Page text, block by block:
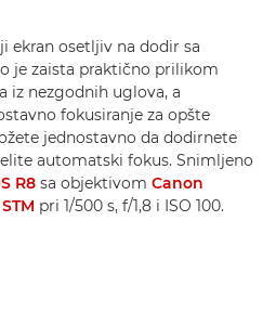
ekran osetljiv na dodir sa
je zaista praktično prilikom
iz nezgodnih uglova, a
fokusiranje za opšte
jednostavno da dodirnete
automatski fokus. Snimljeno
R8 sa objektivom Canon
pri 1/500 s, f/1,8 i ISO 100.